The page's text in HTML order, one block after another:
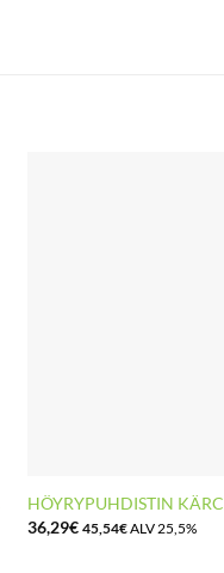
HÖYRYPUHDISTIN
36,29€ 45,54€ALV 25,5%